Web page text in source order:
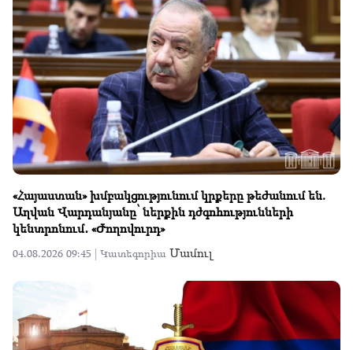
«Հայաստան» խմբակցությունում կրքերը թեժանում են.
Աղվան Վարդանյանը՝ ներքին դժգոհությունների
կենտրոնում․ «Ժողովուրդ»
04.08.2026 09:45 | Կատեգորիա Մամուլ